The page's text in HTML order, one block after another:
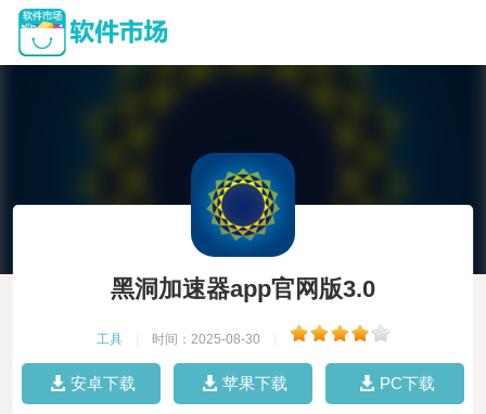
黑洞加速器app官网版3.0
工具 时间：2025-08-30
安卓下载 苹果下载 PC下载